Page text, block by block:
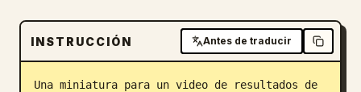
Blog
INSTRUCCIÓN Antes de traducir
Una miniatura para un video de resultados de